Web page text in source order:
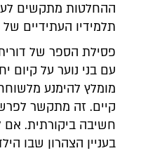
ההחלטות מתקשים
תלמידיו העתידיים
פסילת הספר של
עם בני נוער על קיום
מומלץ להימנע
קיים. זה מתקשר
חשיבה ביקורתית. אם
בעניין הצהרון שבו